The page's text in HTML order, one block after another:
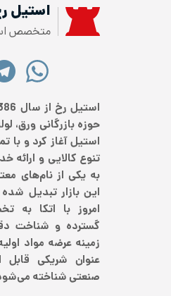
استیل
متخصص
حوزه بازرگانی ورق،
استیل آغاز کرد و با
تنوع کالایی و ارائه
به یکی از نام‌های
این بازار تبدیل
امروز با اتکا به
گسترده و شناخت
زمینه عرضه مواد
عنوان شریکی قابل
صنعتی شناخته